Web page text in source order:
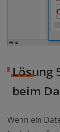
Lösung
beim
Wenn ein